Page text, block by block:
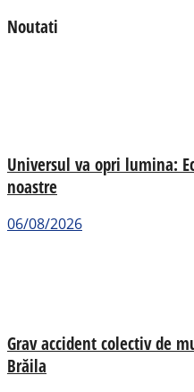
Noutati
Universul va opri lumina:
noastre
06/08/2026
Grav accident colectiv de
Brăila